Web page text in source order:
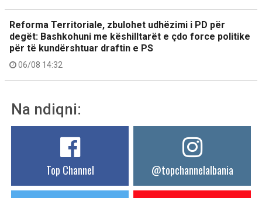
Reforma Territoriale, zbulohet udhëzimi i PD për
degët: Bashkohuni me këshilltarët e çdo force politike
për të kundërshtuar draftin e PS
06/08 14:32
Na ndiqni:
Top Channel @topchannelalbania